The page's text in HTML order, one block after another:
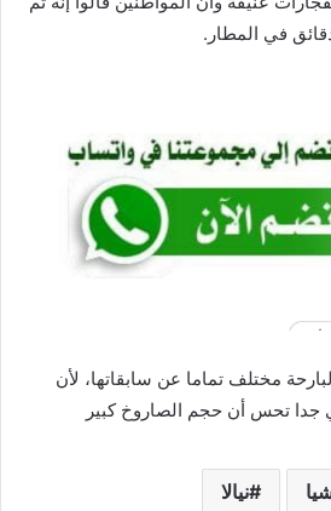
في المطار.
مختلف تماما عن سابقاتها، لأن
جدا تحس أن حجم الصاروخ كبير
نيالا